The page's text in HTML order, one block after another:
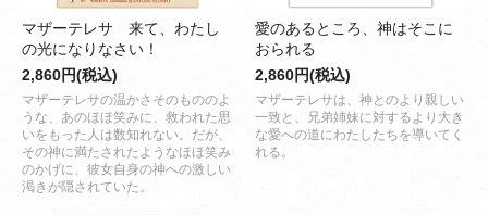
マザーテレサ 来て、わたし
の光になりなさい！
2,860円(税込)
マザーテレサの温かさそのもののよ
うな、あのほほ笑みに、救われた思
いをもった人は数知れない。だが、
その神に満たされたようなほほ笑み
のかげに、彼女自身の神への激しい
渇きが隠されていた。
愛のあるところ、神はそこに
おられる
2,860円(税込)
マザーテレサは、神とのより親しい
一致と、兄弟姉妹に対するより大き
な愛への道にわたしたちを導いてく
れる。